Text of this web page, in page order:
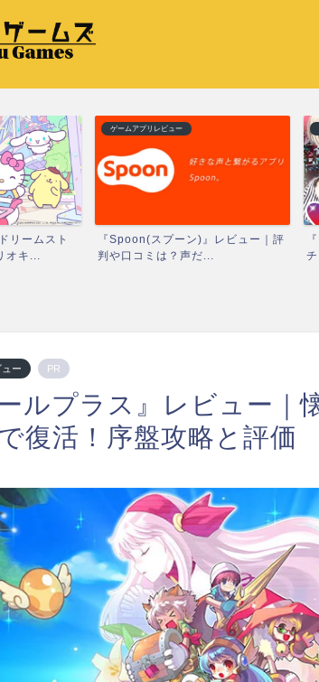
リームスト
オキ...
ゲームアプリレビュー
『Spoon(スプーン)』レビュー｜評
判や口コミは？声だ...
ー PR
ールプラス』レビュー｜
復活！序盤攻略と評価